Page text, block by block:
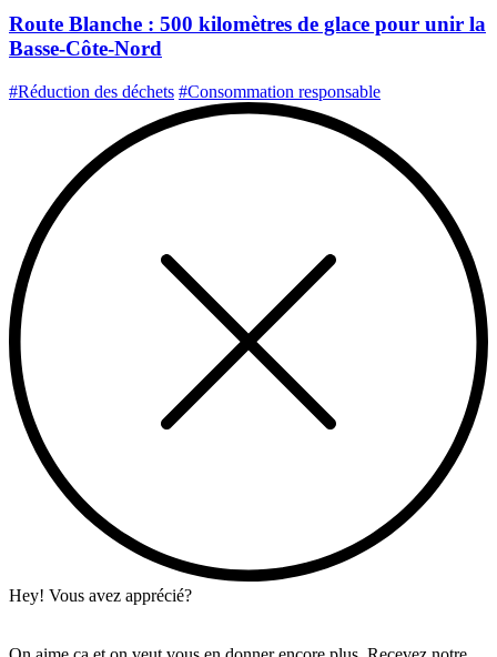
Route Blanche : 500 kilomètres de glace pour unir la
Basse-Côte-Nord
#Réduction des déchets #Consommation responsable
Hey! Vous avez apprécié?